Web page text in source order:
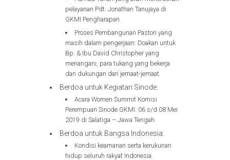
pelayanan Pdt. Jonathan Tanujaya di
GKMI Pengharapan.
Proses Pembangunan Pastori yang
masih dalam pengerjaan: Doakan untuk
Bp. & Ibu David Christopher yang
menangani, para tukang yang bekerja
dan dukungan dari jemaat-jemaat.
Berdoa untuk Kegiatan Sinode:
Acara Women Summit Komisi
Perempuan Sinode GKMI: 06 s/d 08 Mei
2019 di Salatiga – Jawa Tengah.
Berdoa untuk Bangsa Indonesia:
Kondisi keamanan serta kerukunan
hidup seluruh rakyat Indonesia.